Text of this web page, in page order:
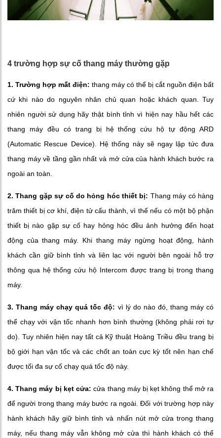
4 trường hợp sự cố thang máy thường gặp
1. Trường hợp mất điện: thang máy có thể bị cắt nguồn điện bất
cứ khi nào do nguyên nhân chủ quan hoặc khách quan. Tuy
nhiên người sử dụng hãy thật bình tỉnh vì hiện nay hầu hết các
thang máy đều có trang bị hệ thống cứu hộ tự động ARD
(Automatic Rescue Device). Hệ thống này sẽ ngay lập tức đưa
thang máy về tầng gần nhất và mở cửa của hành khách bước ra
ngoài an toàn.
2. Thang gặp sự cố do hỏng hóc thiết bị: Thang máy có hàng
trăm thiết bị cơ khí, điện tử cấu thành, vì thế nếu có một bộ phận
thiết bị nào gặp sự cố hay hỏng hóc đều ảnh hưởng đến hoạt
động của thang máy. Khi thang máy ngừng hoạt động, hành
khách cần giữ bình tỉnh và liên lạc với người bên ngoài hỗ trợ
thông qua hệ thống cứu hộ Intercom được trang bị trong thang
máy.
3. Thang máy chạy quá tốc độ: vì lý do nào đó, thang máy có
thể chạy với vận tốc nhanh hơn bình thường (không phải rơi tự
do). Tuy nhiên hiện nay tất cả Kỹ thuật Hoàng Triều đều trang bị
bộ giới hạn vận tốc và các chốt an toàn cực kỳ tốt nên hạn chế
được tối đa sự cố chạy quá tốc độ này.
4. Thang máy bị kẹt cửa: cửa thang máy bị kẹt không thể mở ra
để người trong thang máy bước ra ngoài. Đối với trường hợp này
hành khách hãy giữ bình tỉnh và nhấn nút mở cửa trong thang
máy, nếu thang máy vẫn không mở cửa thì hành khách có thể